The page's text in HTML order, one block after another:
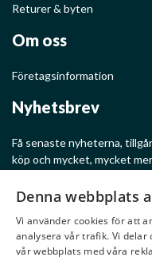
Returer & byten
Om oss
Företagsinformation
Nyhetsbrev
Få senaste nyheterna,
köp och mycket, mycket
Denna webbplats
Vi använder cookies för att
analysera vår trafik. Vi delar
vår webbplats med våra